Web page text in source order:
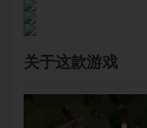
关于这款游戏